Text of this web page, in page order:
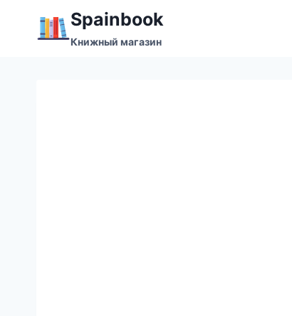
содержимому
Spainbook
Книжный магазин